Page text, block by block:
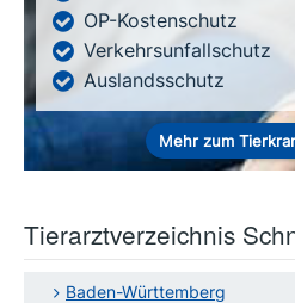
OP-Kostenschutz
Verkehrsunfallschutz
Auslandsschutz
Mehr zum
Tierarztverzeichnis
Baden-Württemberg